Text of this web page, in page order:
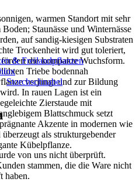
warmen Standort mit sehr
Staunässe und Winternässe
auf sandig-kiesigen Substraten
Trockenheit wird gut toleriert,
die kompakte Wuchsform.
Triebe bodennah
verjüngt und zur Bildung
In rauen Lagen ist ein
Zierstaude mit
Blattschmuck setzt
Akzente in modernen wie
als strukturgebender
Kübelpflanze.
& Freilandpflanzen
Storchschnabel
von uns nicht überprüft.
stammen, die die Ware nicht
haben.